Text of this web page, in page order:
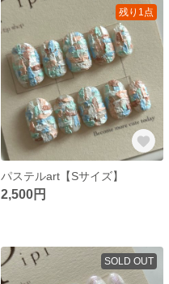
残り1点
パステルart【Sサイズ】
2,500円
SOLD OUT